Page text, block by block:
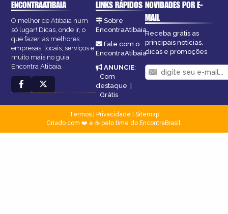
ENCONTRAATIBAIA
O melhor de Atibaia num
só lugar! Dicas, onde ir, o
que fazer, as melhores
empresas, locais, serviços e
muito mais no guia
Encontra Atibaia.
LINKS RÁPIDOS
Sobre
EncontraAtibaia
Fale com o
EncontraAtibaia
ANUNCIE:
Com
destaque |
Grátis
NOVIDADES POR E-
MAIL
Receba grátis as
principais notícias,
dicas e promoções
Termos| Privacidade
Sitemap
Criado com ❤️ e ☕ pelo time do EncontraBrasil